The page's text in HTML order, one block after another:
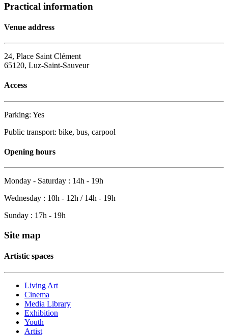
Practical information
Venue address
24, Place Saint Clément
65120, Luz-Saint-Sauveur
Access
Parking: Yes
Public transport: bike, bus, carpool
Opening hours
Monday - Saturday : 14h - 19h
Wednesday : 10h - 12h / 14h - 19h
Sunday : 17h - 19h
Site map
Artistic spaces
Living Art
Cinema
Media Library
Exhibition
Youth
Artist